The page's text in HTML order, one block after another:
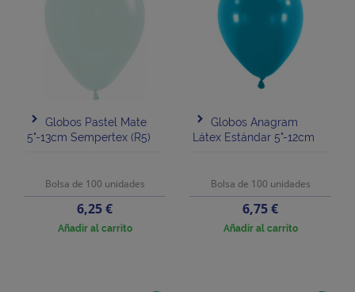
Globos Pastel Mate
5"-13cm Sempertex (R5)
Bolsa de 100 unidades
Precio
6,25 €
Añadir al carrito
Globos Anagram
Látex Estándar 5"-12cm
Bolsa de 100 unidades
Precio
6,75 €
Añadir al carrito